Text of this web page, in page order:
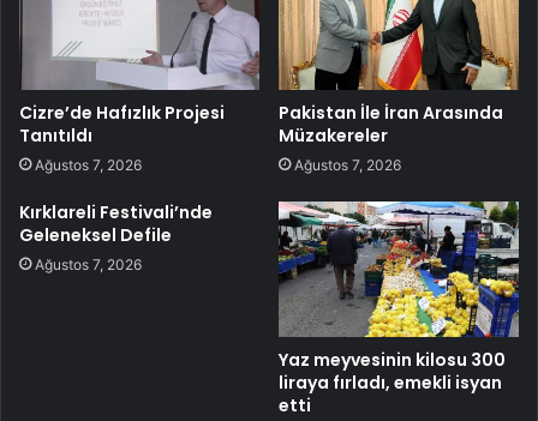
Cizre’de Hafızlık Projesi
Tanıtıldı
Ağustos 7, 2026
Pakistan İle İran Arasında
Müzakereler
Ağustos 7, 2026
Kırklareli Festivali’nde
Geleneksel Defile
Ağustos 7, 2026
Yaz meyvesinin kilosu 300
liraya fırladı, emekli isyan
etti